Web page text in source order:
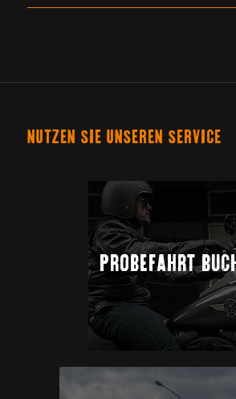
NUTZEN SIE UNSEREN SERVICE
PROBEFAHRT